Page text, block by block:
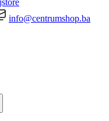
info@centrumshop.ba